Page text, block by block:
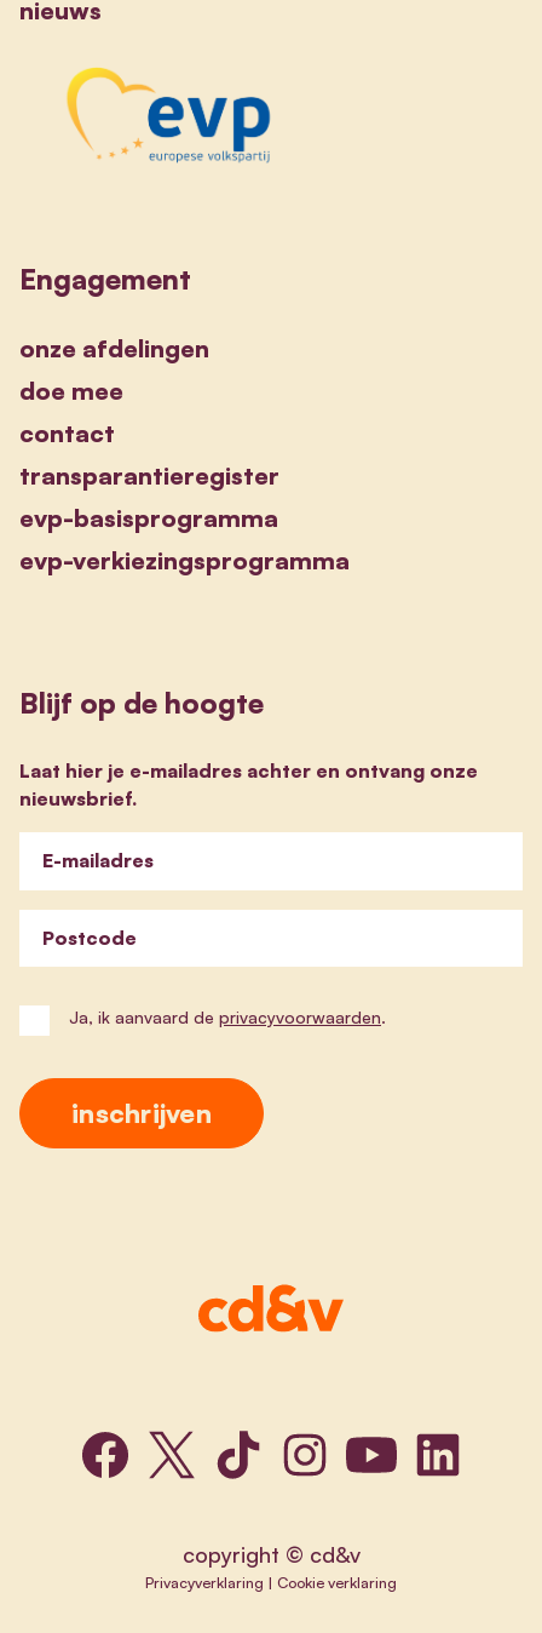
nieuws
Engagement
onze afdelingen
doe mee
contact
transparantieregister
evp-basisprogramma
evp-verkiezingsprogramma
Blijf op de hoogte
Laat hier je e-mailadres achter en ontvang onze
nieuwsbrief.
E-mailadres
Postcode
Ja, ik aanvaard de privacyvoorwaarden.
copyright © cd&v
Privacyverklaring | Cookie verklaring